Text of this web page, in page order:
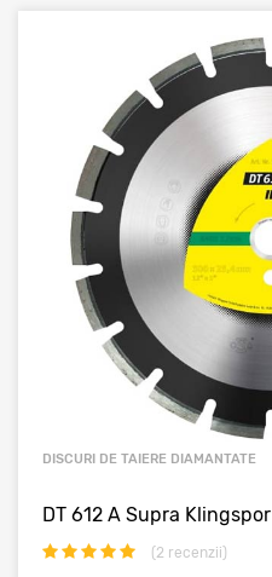
DISCURI DE TAIERE DIAMANTATE
DT 612 A Supra Klingspor
(2 recenzii)